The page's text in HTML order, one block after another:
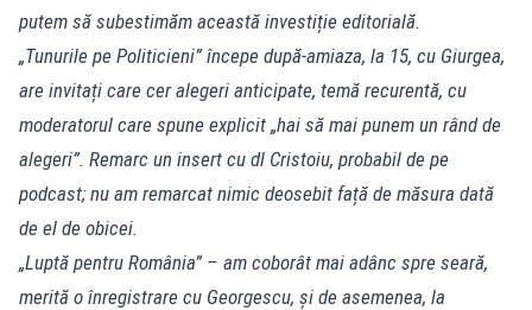
putem să subestimăm această investiție editorială.
„Tunurile pe Politicieni” începe după-amiaza, la 15, cu Giurgea,
are invitați care cer alegeri anticipate, temă recurentă, cu
moderatorul care spune explicit „hai să mai punem un rând de
alegeri”. Remarc un insert cu dl Cristoiu, probabil de pe
podcast; nu am remarcat nimic deosebit față de măsura dată
de el de obicei.
„Luptă pentru România” – am coborât mai adânc spre seară,
merită o înregistrare cu Georgescu, și de asemenea, la